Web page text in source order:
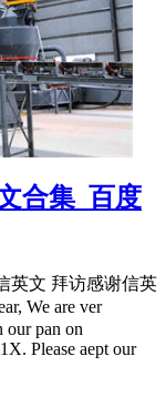
合集_百度
英文 拜访感谢信英
We are ver
our pan on
Please aept our